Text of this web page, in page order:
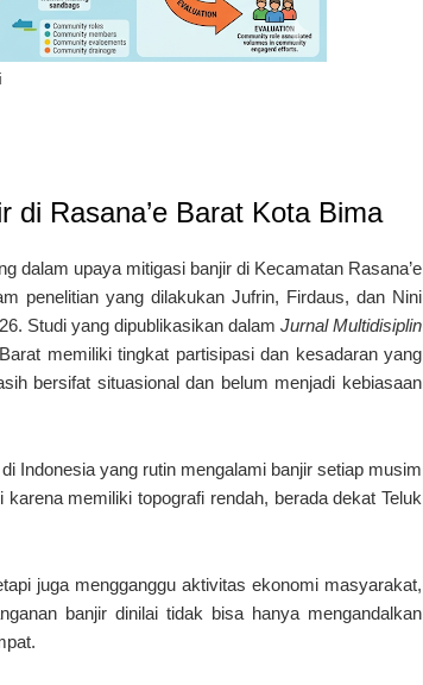
di Rasana’e Barat Kota Bima
dalam upaya mitigasi banjir di Kecamatan Rasana’e
penelitian yang dilakukan Jufrin, Firdaus, dan Nini
Studi yang dipublikasikan dalam Jurnal Multidisiplin
memiliki tingkat partisipasi dan kesadaran yang
bersifat situasional dan belum menjadi kebiasaan
Indonesia yang rutin mengalami banjir setiap musim
memiliki topografi rendah, berada dekat Teluk
juga mengganggu aktivitas ekonomi masyarakat,
banjir dinilai tidak bisa hanya mengandalkan